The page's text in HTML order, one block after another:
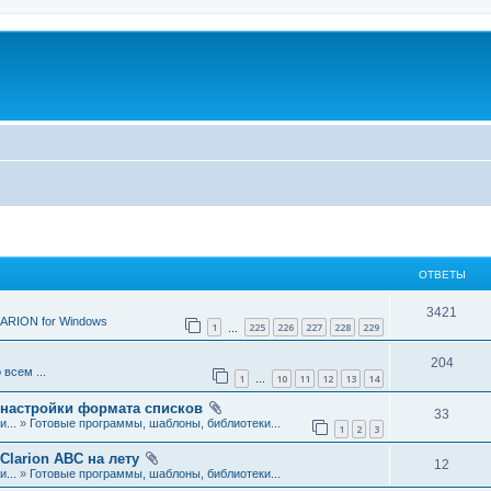
ОТВЕТЫ
1 225 226 227 228 229
for Windows
3421
т
е
1 … 10 11 12 13 14
...
204О
т
е
формата списков
1 2 3
» Готовые программы, шаблоны, библиотеки...
33
т
ABC на лету
» Готовые программы, шаблоны, библиотеки...
12